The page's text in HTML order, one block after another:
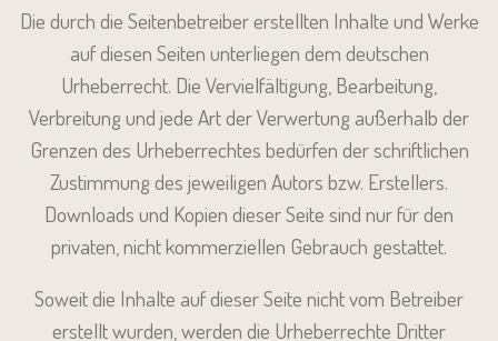
Die durch die Seitenbetreiber erstellten Inhalte und Werke
auf diesen Seiten unterliegen dem deutschen
Urheberrecht. Die Vervielfältigung, Bearbeitung,
Verbreitung und jede Art der Verwertung außerhalb der
Grenzen des Urheberrechtes bedürfen der schriftlichen
Zustimmung des jeweiligen Autors bzw. Erstellers.
Downloads und Kopien dieser Seite sind nur für den
privaten, nicht kommerziellen Gebrauch gestattet.
Soweit die Inhalte auf dieser Seite nicht vom Betreiber
erstellt wurden, werden die Urheberrechte Dritter